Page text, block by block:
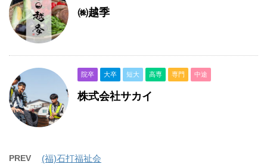
㈱越季
院卒 大卒 短大 高専 専門 中途
株式会社サカイ
PREV (福)石打福祉会